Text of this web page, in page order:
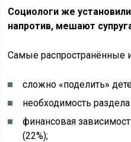
Социологи же
напротив, мешают
Самые распространённые
сложно «поделить»
необходимость
финансовая
(22%);